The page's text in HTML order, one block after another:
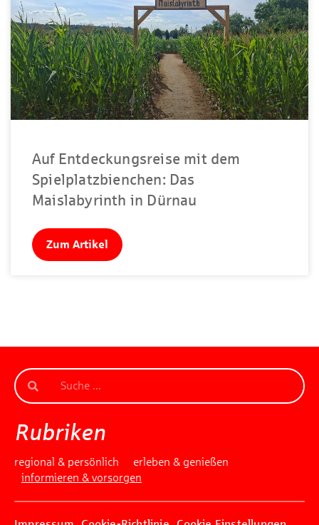
Auf Entdeckungsreise mit dem
Spielplatzbienchen: Das
Maislabyrinth in Dürnau
Zum Artikel
Rubriken
regional & persönlich
erleben & genießen
informieren & vorsorgen